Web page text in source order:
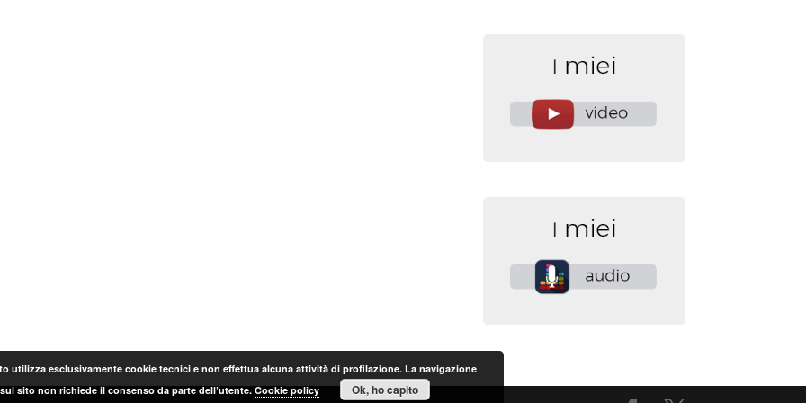
utilizza esclusivamente cookie tecnici e non effettua alcuna attività di profilazione. La navigazione
sul sito non richiede il consenso da parte dell’utente.Cookie policy Ok, ho capito